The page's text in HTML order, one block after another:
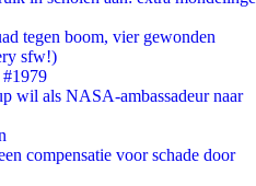
tegen boom, vier gewonden
sfw!)
#1979
wil als NASA-ambassadeur naar
compensatie voor schade door